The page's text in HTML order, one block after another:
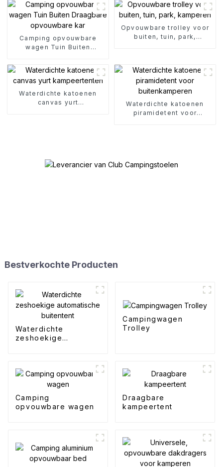
Camping opvouwbare
wagen Tuin Buiten
Opvouwbare trolley voor
buiten, tuin, park,
Waterdichte katoenen
canvas yurt
Waterdichte katoenen
piramidetent voor
Bestverkochte Producten
Waterdichte
zeshoekige
Campingwagen
Trolley
Camping
opvouwbare wagen
Draagbare
kampeertent